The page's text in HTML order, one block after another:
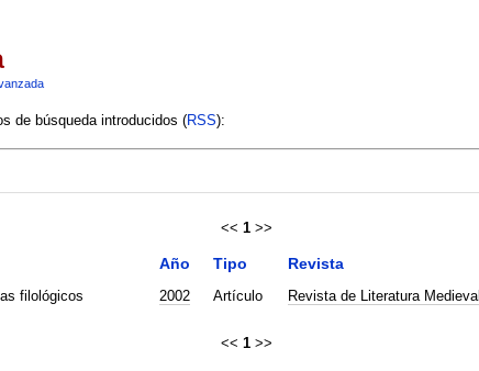
de búsqueda introducidos (RSS):
<< 1 >>
Año Tipo Revista
filológicos 2002 Artículo Revista de Literatura Medieval
<< 1 >>